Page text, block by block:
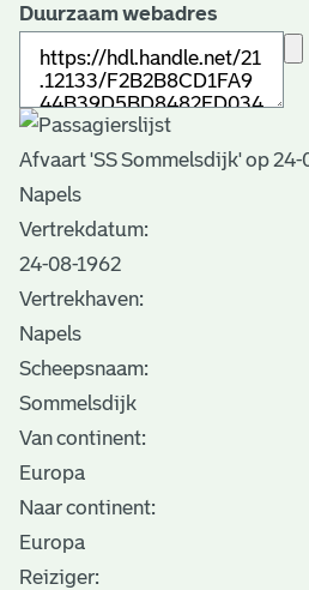
Duurzaam webadres
Afvaart 'SS Sommelsdijk' op 24-
Napels
Vertrekdatum:
24-08-1962
Vertrekhaven:
Napels
Scheepsnaam:
Sommelsdijk
Van continent:
Europa
Naar continent:
Europa
Reiziger: